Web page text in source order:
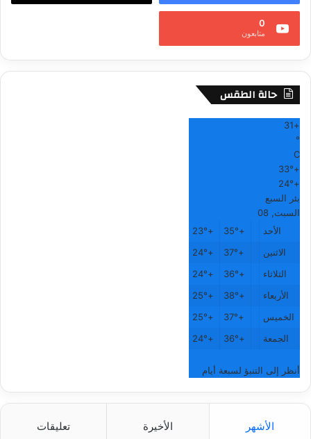
0
متابعون
حالة الطقس
+
31
°
C
+
33°
+
24°
بئر السبع
السبت, 08
الأحد
+
35°
+
23°
الاثنين
+
37°
+
24°
الثلاثاء
+
36°
+
24°
الأربعاء
+
38°
+
25°
الخميس
+
37°
+
25°
الجمعة
+
36°
+
24°
أنظر إلى التنبؤ لسبعة أيام
الأشهر الأخيرة تعليقات